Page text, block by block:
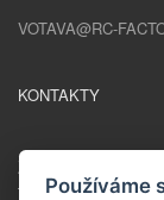
VOTAVA@RC-
KONTAKTY
ZŮSTAŇME V
Používáme